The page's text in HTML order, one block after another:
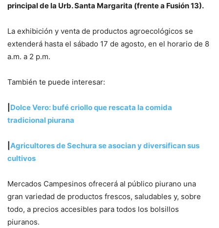
principal de la Urb. Santa Margarita (frente a Fusión 13).
La exhibición y venta de productos agroecológicos se
extenderá hasta el sábado 17 de agosto, en el horario de 8
a.m. a 2 p.m.
También te puede interesar:
Dolce Vero: bufé criollo que rescata la comida
tradicional piurana
Agricultores de Sechura se asocian y diversifican sus
cultivos
Mercados Campesinos ofrecerá al público piurano una
gran variedad de productos frescos, saludables y, sobre
todo, a precios accesibles para todos los bolsillos
piuranos.